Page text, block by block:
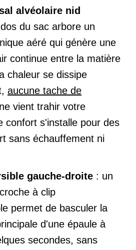
alvéolaire nid
du sac arbore un
aéré qui génère une
continue entre la matière
chaleur se dissipe
aucune tache de
ne vient trahir votre
confort s'installe pour des
sans échauffement ni
gauche-droite : un
à clip
permet de basculer la
d'une épaule à
secondes, sans